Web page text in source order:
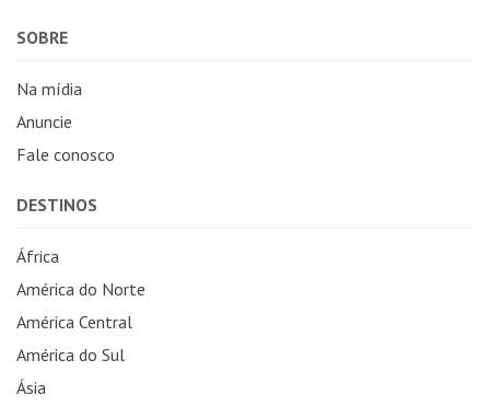
SOBRE
Na mídia
Anuncie
Fale conosco
DESTINOS
África
América do Norte
América Central
América do Sul
Ásia